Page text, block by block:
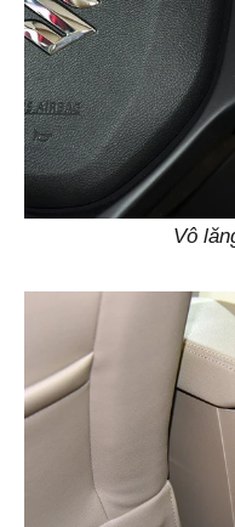
Vô